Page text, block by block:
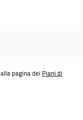
alla pagina dei Piani di